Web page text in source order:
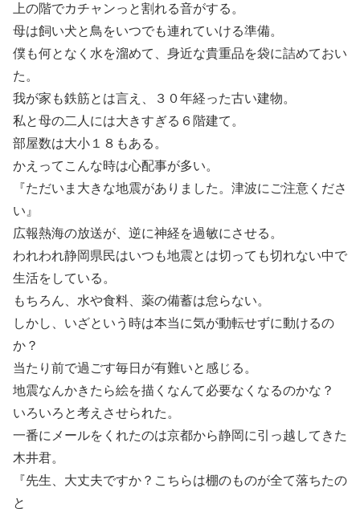
上の階でカチャンっと割れる音がする。
母は飼い犬と鳥をいつでも連れていける準備。
僕も何となく水を溜めて、身近な貴重品を袋に詰めておい
た。
我が家も鉄筋とは言え、３０年経った古い建物。
私と母の二人には大きすぎる６階建て。
部屋数は大小１８もある。
かえってこんな時は心配事が多い。
『ただいま大きな地震がありました。津波にご注意くださ
い』
広報熱海の放送が、逆に神経を過敏にさせる。
われわれ静岡県民はいつも地震とは切っても切れない中で
生活をしている。
もちろん、水や食料、薬の備蓄は怠らない。
しかし、いざという時は本当に気が動転せずに動けるの
か？
当たり前で過ごす毎日が有難いと感じる。
地震なんかきたら絵を描くなんて必要なくなるのかな？
いろいろと考えさせられた。
一番にメールをくれたのは京都から静岡に引っ越してきた
木井君。
『先生、大丈夫ですか？こちらは棚のものが全て落ちたの
と